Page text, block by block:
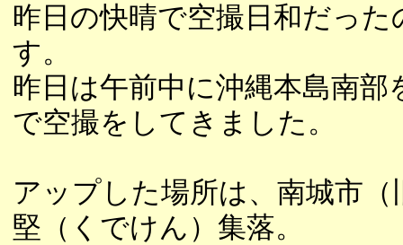
昨日の快晴で空撮日和だっ
す。
昨日は午前中に沖縄本島南部
で空撮をしてきました。
アップした場所は、南城市
堅（くでけん）集落。